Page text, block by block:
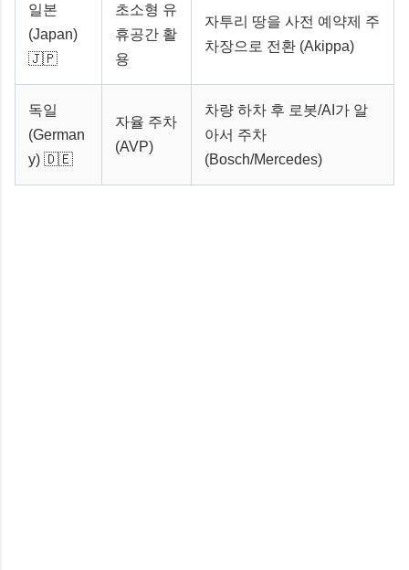
일본
(Japan)
🇯🇵
초소형 유
휴공간 활
용
자투리 땅을 사전 예약제 주
차장으로 전환 (Akippa)
독일
(German
y) 🇩🇪
자율 주차
(AVP)
차량 하차 후 로봇/AI가 알
아서 주차
(Bosch/Mercedes)